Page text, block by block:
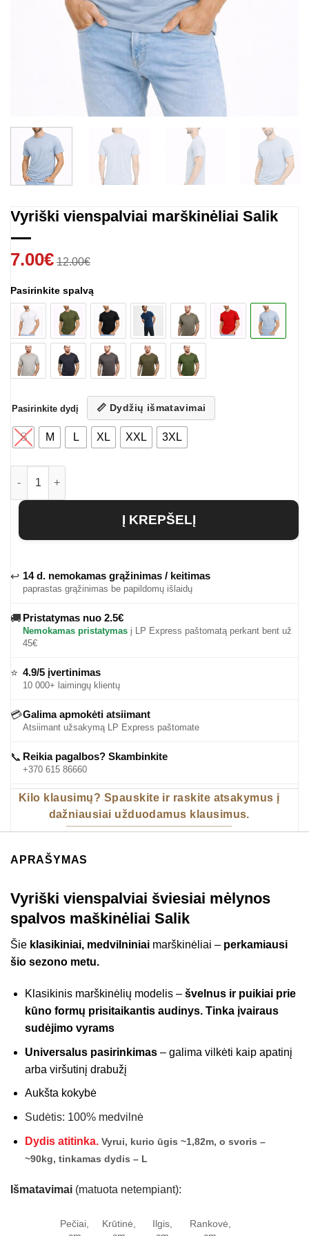
Vyriški vienspalviai marškinėliai Salik
7.00€ 12.00€
Pasirinkite spalvą
Pasirinkite dydį 📏 Dydžių išmatavimai
S M L XL XXL 3XL
produkto kiekis: Vyriški vienspalviai marškinėliai Salik
Į KREPŠELĮ
↩ 14 d. nemokamas grąžinimas / keitimas
paprastas grąžinimas be papildomų išlaidų
🚚 Pristatymas nuo 2.5€
Nemokamas pristatymas į LP Express paštomatą perkant bent už
45€
⭐ 4.9/5 įvertinimas
10 000+ laimingų klientų
💳Galima apmokėti atsiimant
Atsiimant užsakymą LP Express paštomate
📞 Reikia pagalbos? Skambinkite
+370 615 86660
Kilo klausimų? Spauskite ir raskite atsakymus į
dažniausiai užduodamus klausimus.
APRAŠYMAS
Vyriški vienspalviai šviesiai mėlynos
spalvos maškinėliai Salik
Šie klasikiniai, medvilniniai marškinėliai – perkamiausi
šio sezono metu.
Klasikinis marškinėlių modelis – švelnus ir puikiai prie
kūno formų prisitaikantis audinys. Tinka įvairaus
sudėjimo vyrams
Universalus pasirinkimas– galima vilkėti kaip apatinį
arba viršutinį drabužį
Aukšta kokybė
Sudėtis: 100% medvilnė
Dydis atitinka. Vyrui, kurio ūgis ~1,82m, o svoris –
~90kg, tinkamas dydis – L
Išmatavimai (matuota netempiant):
Pečiai,
Krūtinė,
Ilgis,
Rankovė,